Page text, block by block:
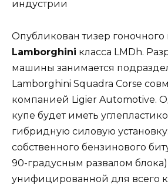
Опубликован тизер гоночного
Lamborghini класса LMDh.
машины занимается
Lamborghini Squadra Corse
компанией Ligier Automotive.
купе будет иметь
гибридную силовую
собственного бензинового
90-градусным развалом
унифицированной для всего